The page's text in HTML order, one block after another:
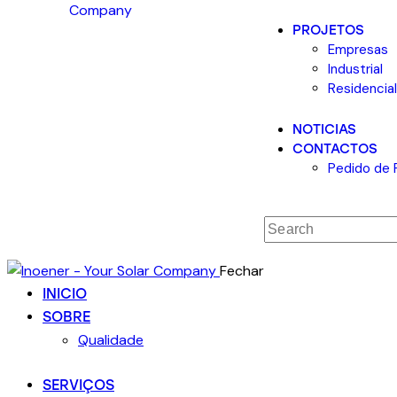
PROJETOS
Empresas
Industrial
Residencial
NOTICIAS
CONTACTOS
Pedido de
Fechar
INICIO
SOBRE
Qualidade
SERVIÇOS